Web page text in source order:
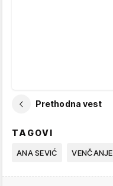
Prethodna vest
TAGOVI
ANA SEVIĆ VENČANJE